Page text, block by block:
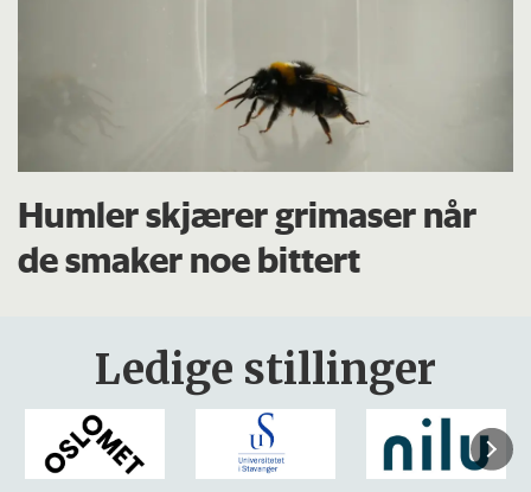
Humler skjærer grimaser når
de smaker noe bittert
Ledige stillinger